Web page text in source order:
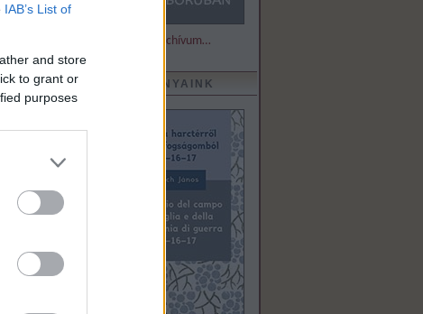
IAB’s List of
and store
to grant or
purposes
Részletek és archívum…
KIADVÁNYAINK